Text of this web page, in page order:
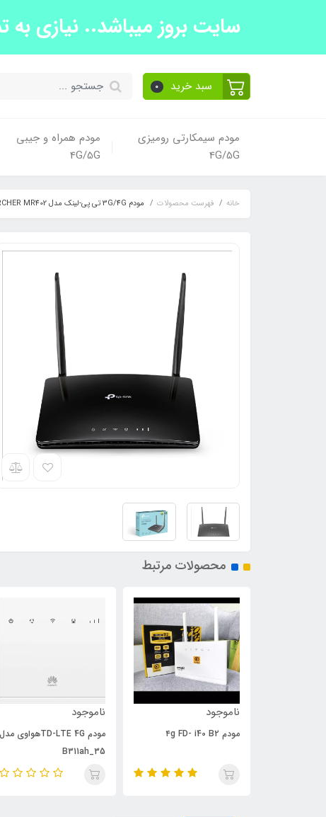
سایت بروز میباشد.. نیازی به
سبد خرید 0
مودم سیمکارتی رومیزی
4G/5G
مودم همراه و جیبی
4G/5G
خانه فهرست محصولات مودم 3G/4G تی پی-لینک مدل ARCHER MR402 | مشکی
محصولات مرتبط
ناموجود
مودم TD-LTE 4Gهواوی مدل
ناموجود
مودم 5G تی پی-لینک مدل
Deco X50 5G